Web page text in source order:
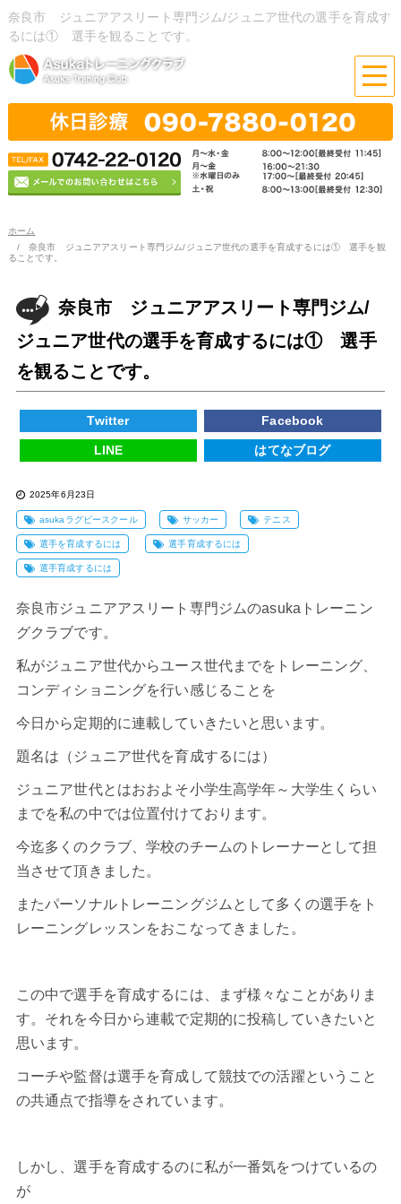
奈良市 ジュニアアスリート専門ジム/ジュニア世代の選手を育成す
るには① 選手を観ることです。
ホーム
奈良市 ジュニアアスリート専門ジム/ジュニア世代の選手を育成するには① 選手を観
ることです。
奈良市 ジュニアアスリート専門ジム/
ジュニア世代の選手を育成するには① 選手
を観ることです。
Twitter Facebook
LINE はてなブログ
2025年6月23日
asukaラグビースクール サッカー テニス
選手を育成するには 選手育成するには
選手育成するには
奈良市ジュニアアスリート専門ジムのasukaトレーニン
グクラブです。
私がジュニア世代からユース世代までをトレーニング、
コンディショニングを行い感じることを
今日から定期的に連載していきたいと思います。
題名は（ジュニア世代を育成するには）
ジュニア世代とはおおよそ小学生高学年～大学生くらい
までを私の中では位置付けております。
今迄多くのクラブ、学校のチームのトレーナーとして担
当させて頂きました。
またパーソナルトレーニングジムとして多くの選手をト
レーニングレッスンをおこなってきました。
この中で選手を育成するには、まず様々なことがありま
す。それを今日から連載で定期的に投稿していきたいと
思います。
コーチや監督は選手を育成して競技での活躍ということ
の共通点で指導をされています。
しかし、選手を育成するのに私が一番気をつけているの
が